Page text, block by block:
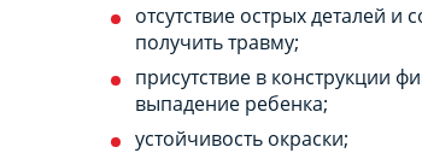
отсутствие острых деталей
получить травму;
присутствие в конструкции
выпадение ребенка;
устойчивость окраски;